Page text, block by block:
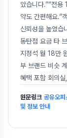
았습니다.”“전용
약도 간편해요.”
신뢰성을 높였
동탄점 요금 타
지정석 월 18만
부 브랜드 비슷
혜택 포함 회의
원문링크 공유오
및 정보 안내